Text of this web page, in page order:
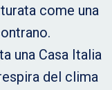
come una
una Casa Italia
del clima